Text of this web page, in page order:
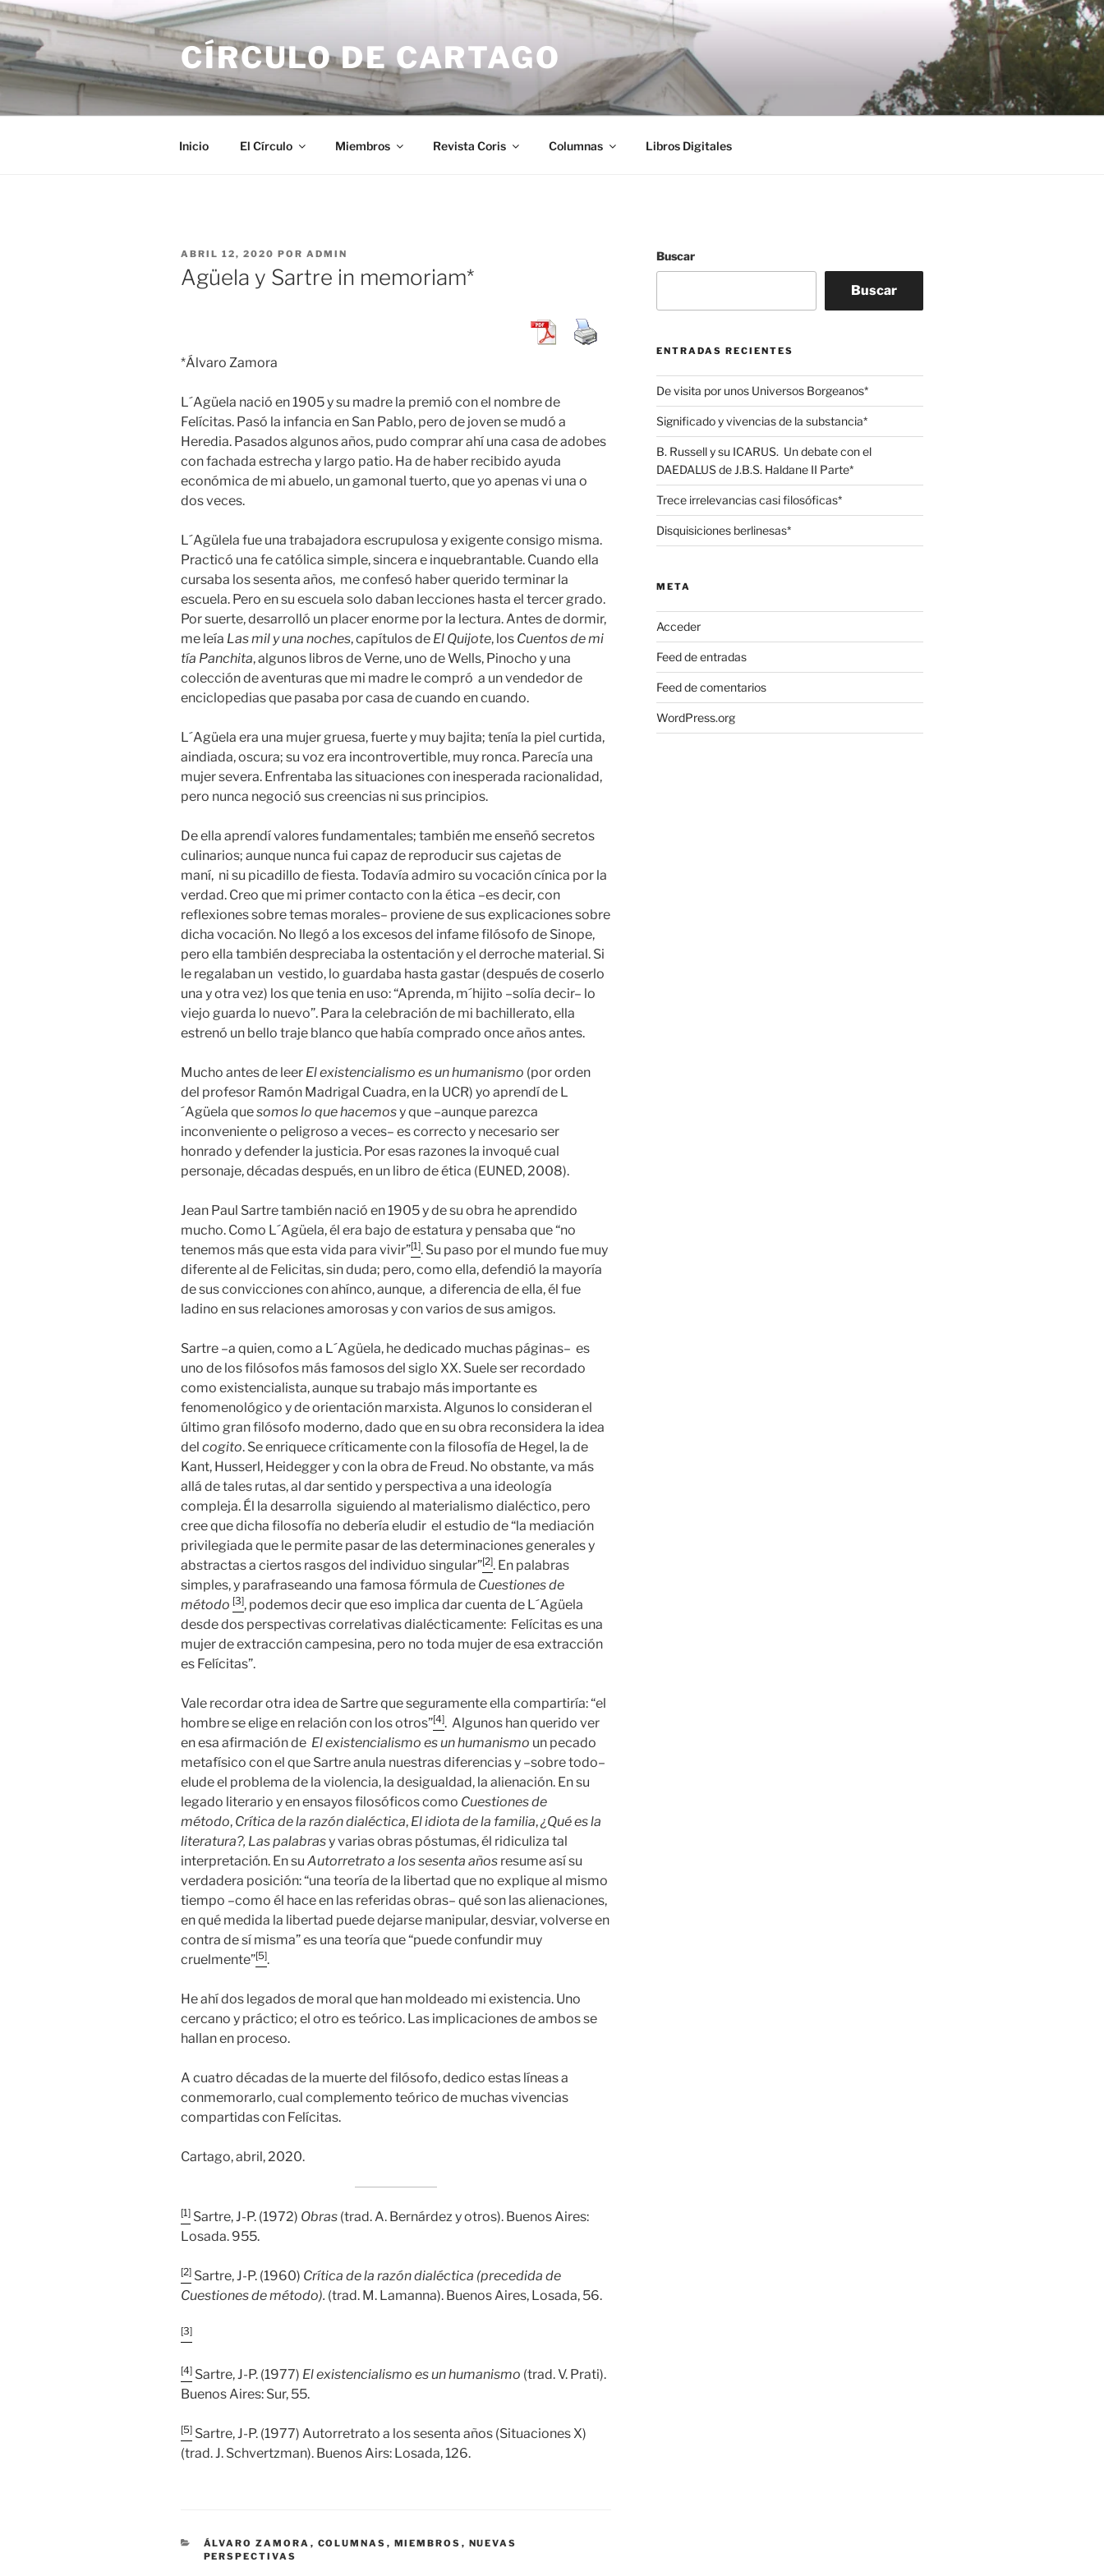
Saltar
al
contenido
CÍRCULO DE CARTAGO
Inicio El Círculo Miembros Revista Coris Columnas Libros Digitales
PUBLICADO
EL
ABRIL 12, 2020 POR ADMIN
Agüela y Sartre in memoriam*
*Álvaro Zamora
L´Agüela nació en 1905 y su madre la premió con el nombre de
Felícitas. Pasó la infancia en San Pablo, pero de joven se mudó a
Heredia. Pasados algunos años, pudo comprar ahí una casa de adobes
con fachada estrecha y largo patio. Ha de haber recibido ayuda
económica de mi abuelo, un gamonal tuerto, que yo apenas vi una o
dos veces.
L´Agülela fue una trabajadora escrupulosa y exigente consigo misma.
Practicó una fe católica simple, sincera e inquebrantable. Cuando ella
cursaba los sesenta años, me confesó haber querido terminar la
escuela. Pero en su escuela solo daban lecciones hasta el tercer grado.
Por suerte, desarrolló un placer enorme por la lectura. Antes de dormir,
me leía Las mil y una noches, capítulos de El Quijote, los Cuentos de mi
tía Panchita, algunos libros de Verne, uno de Wells, Pinocho y una
colección de aventuras que mi madre le compró a un vendedor de
enciclopedias que pasaba por casa de cuando en cuando.
L´Agüela era una mujer gruesa, fuerte y muy bajita; tenía la piel curtida,
aindiada, oscura; su voz era incontrovertible, muy ronca. Parecía una
mujer severa. Enfrentaba las situaciones con inesperada racionalidad,
pero nunca negoció sus creencias ni sus principios.
De ella aprendí valores fundamentales; también me enseñó secretos
culinarios; aunque nunca fui capaz de reproducir sus cajetas de
maní, ni su picadillo de fiesta. Todavía admiro su vocación cínica por la
verdad. Creo que mi primer contacto con la ética –es decir, con
reflexiones sobre temas morales– proviene de sus explicaciones sobre
dicha vocación. No llegó a los excesos del infame filósofo de Sinope,
pero ella también despreciaba la ostentación y el derroche material. Si
le regalaban un vestido, lo guardaba hasta gastar (después de coserlo
una y otra vez) los que tenia en uso: “Aprenda, m´hijito –solía decir– lo
viejo guarda lo nuevo”. Para la celebración de mi bachillerato, ella
estrenó un bello traje blanco que había comprado once años antes.
Mucho antes de leer El existencialismo es un humanismo (por orden
del profesor Ramón Madrigal Cuadra, en la UCR) yo aprendí de L
´Agüela quesomos lo que hacemosy que –aunque parezca
inconveniente o peligroso a veces– es correcto y necesario ser
honrado y defender la justicia. Por esas razones la invoqué cual
personaje, décadas después, en un libro de ética (EUNED, 2008).
Jean Paul Sartre también nació en 1905 y de su obra he aprendido
mucho. Como L´Agüela, él era bajo de estatura y pensaba que “no
tenemos más que esta vida para vivir”[1]. Su paso por el mundo fue muy
diferente al de Felicitas, sin duda; pero, como ella, defendió la mayoría
de sus convicciones con ahínco, aunque, a diferencia de ella, él fue
ladino en sus relaciones amorosas y con varios de sus amigos.
Sartre –a quien, como a L´Agüela, he dedicado muchas páginas– es
uno de los filósofos más famosos del siglo XX. Suele ser recordado
como existencialista, aunque su trabajo más importante es
fenomenológico y de orientación marxista. Algunos lo consideran el
último gran filósofo moderno, dado que en su obra reconsidera la idea
del cogito. Se enriquece críticamente con la filosofía de Hegel, la de
Kant, Husserl, Heidegger y con la obra de Freud. No obstante, va más
allá de tales rutas, al dar sentido y perspectiva a una ideología
compleja. Él la desarrolla siguiendo al materialismo dialéctico, pero
cree que dicha filosofía no debería eludir el estudio de “la mediación
privilegiada que le permite pasar de las determinaciones generales y
abstractas a ciertos rasgos del individuo singular”[2]. En palabras
simples, y parafraseando una famosa fórmula de Cuestiones de
método [3], podemos decir que eso implica dar cuenta de L´Agüela
desde dos perspectivas correlativas dialécticamente: Felícitas es una
mujer de extracción campesina, pero no toda mujer de esa extracción
es Felícitas”.
Vale recordar otra idea de Sartre que seguramente ella compartiría: “el
hombre se elige en relación con los otros”[4]. Algunos han querido ver
en esa afirmación de El existencialismo es un humanismo un pecado
metafísico con el que Sartre anula nuestras diferencias y –sobre todo–
elude el problema de la violencia, la desigualdad, la alienación. En su
legado literario y en ensayos filosóficos como Cuestiones de
método, Crítica de la razón dialéctica, El idiota de la familia,¿Qué es la
literatura?, Las palabrasy varias obras póstumas, él ridiculiza tal
interpretación. En su Autorretrato a los sesenta años resume así su
verdadera posición: “una teoría de la libertad que no explique al mismo
tiempo –como él hace en las referidas obras– qué son las alienaciones,
en qué medida la libertad puede dejarse manipular, desviar, volverse en
contra de sí misma” es una teoría que “puede confundir muy
cruelmente”[5].
He ahí dos legados de moral que han moldeado mi existencia. Uno
cercano y práctico; el otro es teórico. Las implicaciones de ambos se
hallan en proceso.
A cuatro décadas de la muerte del filósofo, dedico estas líneas a
conmemorarlo, cual complemento teórico de muchas vivencias
compartidas con Felícitas.
Cartago, abril, 2020.
[1] Sartre, J-P. (1972) Obras (trad. A. Bernárdez y otros). Buenos Aires:
Losada. 955.
[2] Sartre, J-P. (1960) Crítica de la razón dialéctica (precedida de
Cuestiones de método). (trad. M. Lamanna). Buenos Aires, Losada, 56.
[3]
[4] Sartre, J-P. (1977) El existencialismo es un humanismo (trad. V. Prati).
Buenos Aires: Sur, 55.
[5] Sartre, J-P. (1977) Autorretrato a los sesenta años (Situaciones X)
(trad. J. Schvertzman). Buenos Airs: Losada, 126.
CATEGORÍAS
ÁLVARO ZAMORA , COLUMNAS , MIEMBROS , NUEVAS
PERSPECTIVAS
Buscar
Buscar
ENTRADAS RECIENTES
De visita por unos Universos Borgeanos*
Significado y vivencias de la substancia*
B. Russell y su ICARUS. Un debate con el
DAEDALUS de J.B.S. Haldane II Parte*
Trece irrelevancias casi filosóficas*
Disquisiciones berlinesas*
META
Acceder
Feed de entradas
Feed de comentarios
WordPress.org